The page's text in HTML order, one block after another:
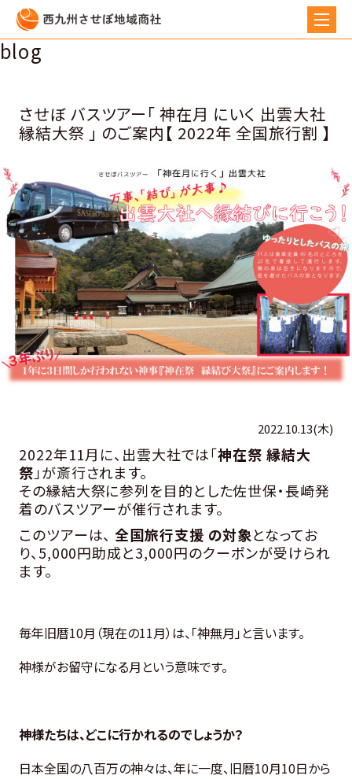
blog
させぼ バスツアー「 神在月 にいく 出雲大社
縁結大祭 」 のご案内【 2022年 全国旅行割 】
2022.10.13(木)
2022年11月に、出雲大社では「神在祭 縁結大
祭 」が斎行されます。
その縁結大祭に参列を目的とした佐世保・長崎発
着のバスツアーが催行されます。
このツアーは、全国旅行支援 の対象となってお
り、5,000円助成と3,000円のクーポンが受けられ
ます。
毎年旧暦10月（現在の11月） は、「神無月」と言います。
神様がお留守になる月という意味です。
神様たちは、どこに行かれるのでしょうか？
日本全国の八百万の神々は、年に一度、旧暦10月10日から